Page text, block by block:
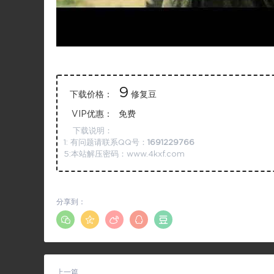
下载价格： 9 修复豆
VIP优惠： 免费
下载说明：
1: 有问题请联系QQ号： 1691229766
5:本站解压密码：www.4kxf.com
分享到：
上一篇